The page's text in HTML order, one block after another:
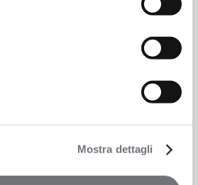
Mostra dettagli